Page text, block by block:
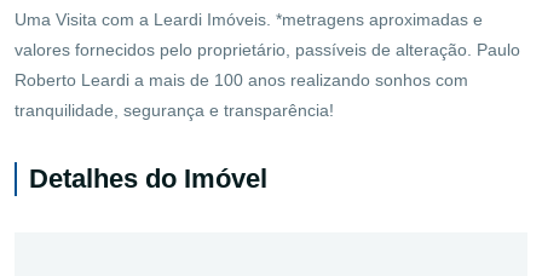
Uma Visita com a Leardi Imóveis. *metragens aproximadas e
valores fornecidos pelo proprietário, passíveis de alteração. Paulo
Roberto Leardi a mais de 100 anos realizando sonhos com
tranquilidade, segurança e transparência!
Detalhes do Imóvel